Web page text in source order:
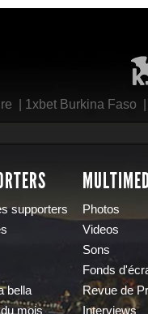
1xbet Burkina Faso
supporters
bella
mois
Photos
Videos
Sons
Fonds
Revue de
Interviews